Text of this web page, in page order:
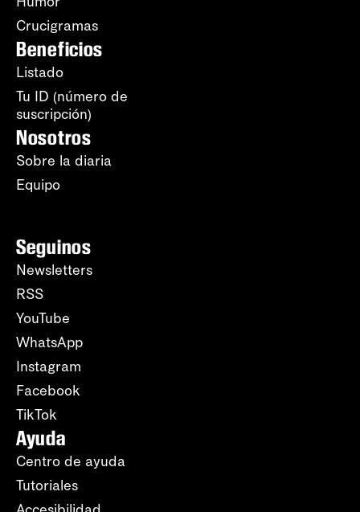
Crucigramas
Beneficios
Listado
Tu ID (número de
suscripción)
Nosotros
Sobre la diaria
Equipo
Seguinos
Newsletters
RSS
YouTube
WhatsApp
Instagram
Facebook
TikTok
Ayuda
Centro de ayuda
Tutoriales